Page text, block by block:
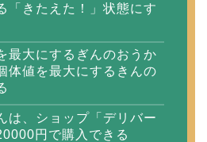
「きたえた！」状態にす
最大にするぎんのおうか
体値を最大にするきんの
は、ショップ「デリバー
円で購入できる